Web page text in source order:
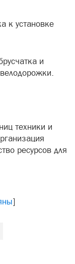
к установке
и
техники и
ресурсов для
]